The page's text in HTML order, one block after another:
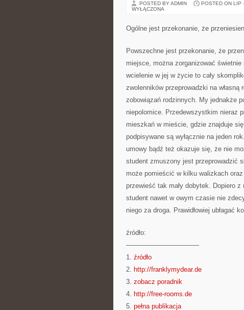
POSTED BY ADMIN POSTED ON LIP
WYŁĄCZONA
Ogólne jest przekonanie, że
Powszechne jest przekonanie, że
miejsce, można zorganizować
wcielenie w jej w życie to cały
zwolenników przeprowadzki na
zobowiązań rodzinnych. My jednakże
niepolomice. Przedewszystkim nieraz
mieszkań w mieście, gdzie znajduje
podpisywane są wyłącznie na jeden
umowy bądź też okazuje się, że nie
student zmuszony jest przeprowadzić
może pomieścić w kilku walizkach
przewieść tak mały dobytek. Dopiero
student nawet w owym czasie nie
niego za droga. Prawidłowiej ubłagać
źródło:
———————————
1. źródło
2. http://franklymydear.de
3. zobacz poradnik
4. http://free-rooms.de
5. pełna publikacja